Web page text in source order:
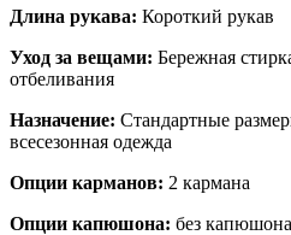
Длина рукава: Короткий рукав
Уход за вещами: Бережная
отбеливания
Назначение: Стандартные
всесезонная одежда
Опции карманов: 2 кармана
Опции капюшона: без капюшона